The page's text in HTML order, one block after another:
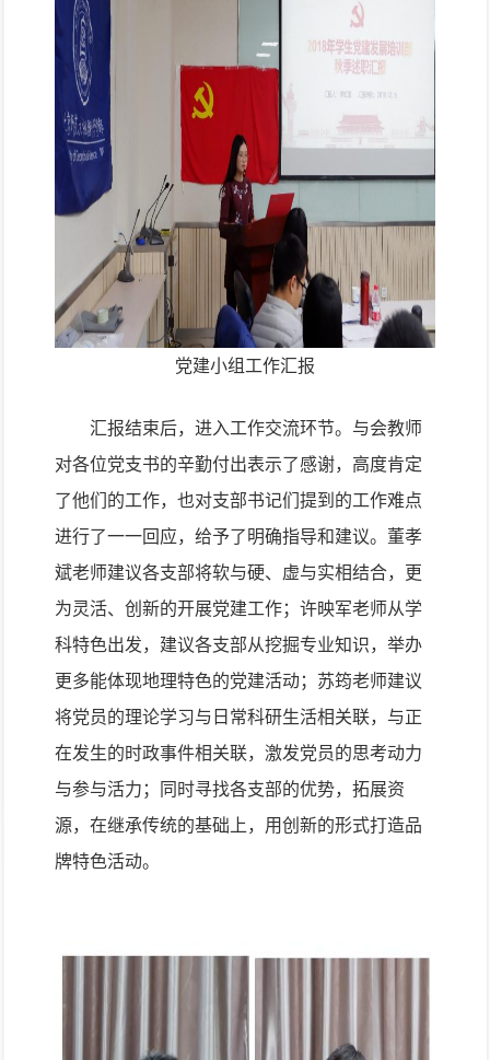
党建小组工作汇报
汇报结束后，进入工作交流环节。与会教师
对各位党支书的辛勤付出表示了感谢，高度肯定
了他们的工作，也对支部书记们提到的工作难点
进行了一一回应，给予了明确指导和建议。董孝
斌老师建议各支部将软与硬、虚与实相结合，更
为灵活、创新的开展党建工作；许映军老师从学
科特色出发，建议各支部从挖掘专业知识，举办
更多能体现地理特色的党建活动；苏筠老师建议
将党员的理论学习与日常科研生活相关联，与正
在发生的时政事件相关联，激发党员的思考动力
与参与活力；同时寻找各支部的优势，拓展资
源，在继承传统的基础上，用创新的形式打造品
牌特色活动。